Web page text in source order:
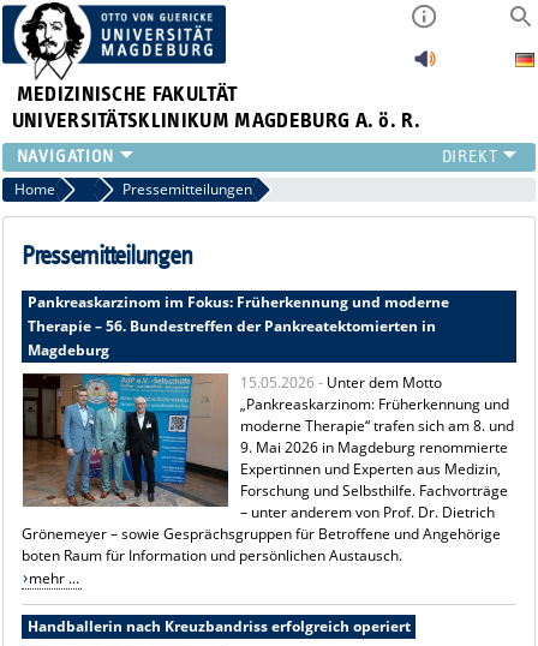
MEDIZINISCHE FAKULTÄT
UNIVERSITÄTSKLINIKUM MAGDEBURG A. ö. R.
INSTITUTE
KLINIKEN
ZENTRALE EINRICHTUNGEN
PRESSE
ÜBER UNS
INTERNATIONAL
INTRANET
Home PressePressemitteilungen
Pressemitteilungen
Pankreaskarzinom im Fokus: Früherkennung und moderne
Therapie – 56. Bundestreffen der Pankreatektomierten in
Magdeburg
15.05.2026 - Unter dem Motto
„Pankreaskarzinom: Früherkennung und
moderne Therapie“ trafen sich am 8. und
9. Mai 2026 in Magdeburg renommierte
Expertinnen und Experten aus Medizin,
Forschung und Selbsthilfe. Fachvorträge
– unter anderem von Prof. Dr. Dietrich
Grönemeyer – sowie Gesprächsgruppen für Betroffene und Angehörige
boten Raum für Information und persönlichen Austausch.
mehr ...
Handballerin nach Kreuzbandriss erfolgreich operiert